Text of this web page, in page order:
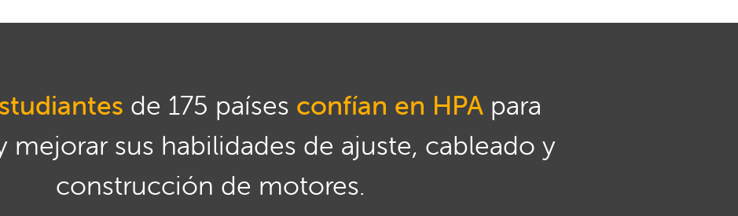
de 175 países confían en HPA para
mejorar sus habilidades de ajuste, cableado y
construcción de motores.